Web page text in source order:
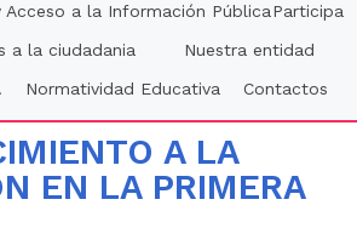
Acceso a la Información PúblicaParticipa
a la ciudadania
Nuestra entidad
Normatividad Educativa Contactos
A LA
EN LA PRIMERA